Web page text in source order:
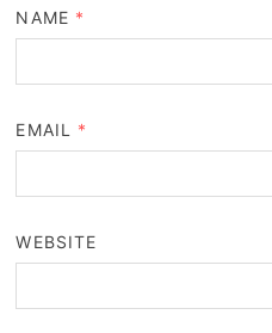
NAME *
EMAIL *
WEBSITE